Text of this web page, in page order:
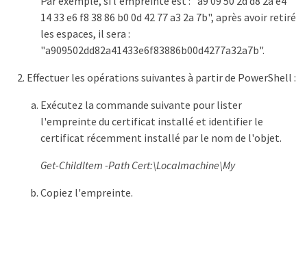
14 33 e6 f8 38 86 b0 0d 42 77 a3 2a 7b", après avoir retiré
les espaces, il sera :
"a909502dd82a41433e6f83886b00d4277a32a7b".
Effectuer les opérations suivantes à partir de PowerShell :
Exécutez la commande suivante pour lister
l'empreinte du certificat installé et identifier le
certificat récemment installé par le nom de l'objet.
Get-ChildItem -Path Cert:\Localmachine\My
Copiez l'empreinte.